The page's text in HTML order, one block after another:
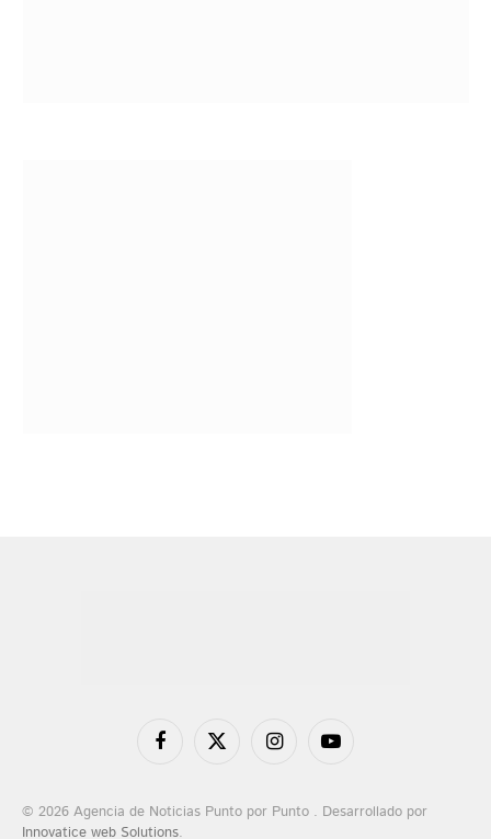
FacebookX
InstagramYouTube
© 2026 Agencia de Noticias Punto por Punto . Desarrollado por
Innovatice web Solutions.